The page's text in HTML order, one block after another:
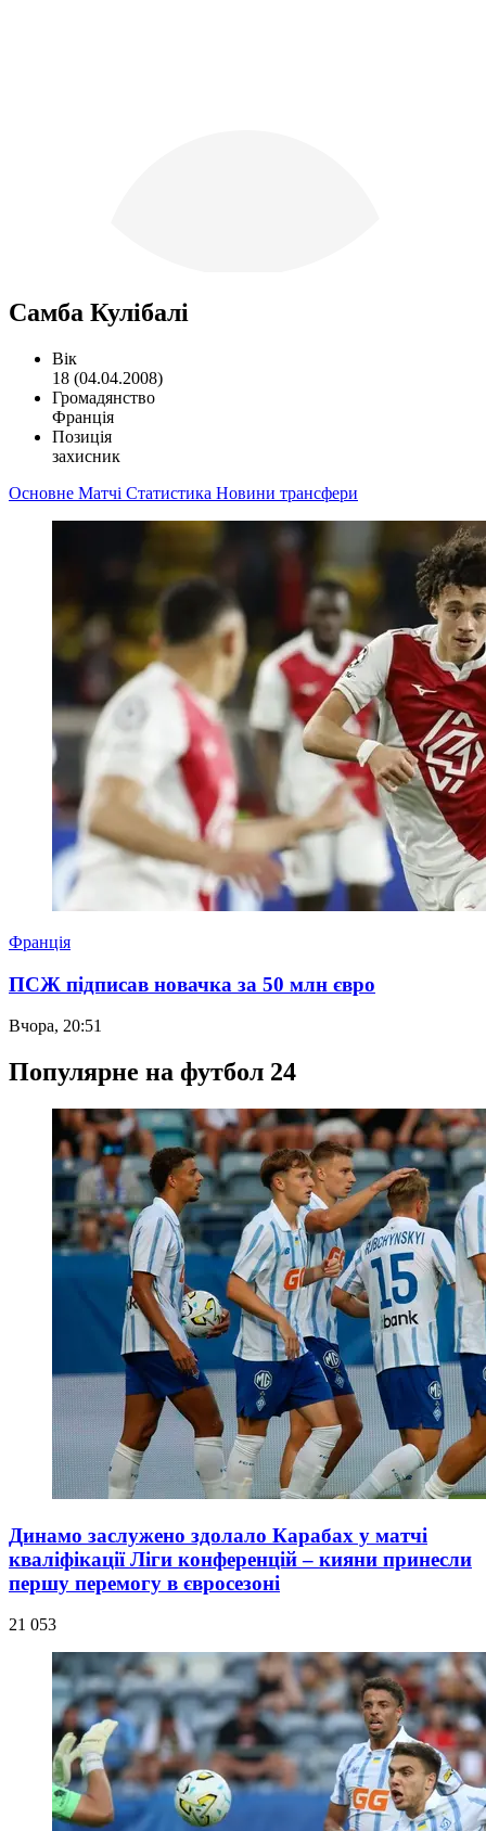
Самба Кулібалі
Вік
18 (04.04.2008)
Громадянство
Франція
Позиція
захисник
Основне Матчі Статистика Новини трансфери
Франція
ПСЖ підписав новачка за 50 млн євро
Вчора, 20:51
Популярне на футбол 24
Динамо заслужено здолало Карабах у матчі
кваліфікації Ліги конференцій – кияни принесли
першу перемогу в євросезоні
21 053